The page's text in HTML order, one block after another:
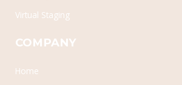
Virtual Staging
COMPANY
Home